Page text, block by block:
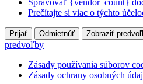
Spravovať {vendor_count}
Prečítajte si viac o týchto
Prijať Odmietnúť Zobraziť
predvoľby
Zásady používania súborov
Zásady ochrany osobných